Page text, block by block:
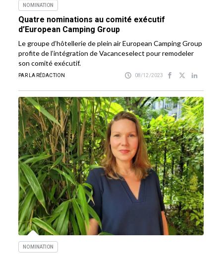
NOMINATION
Quatre nominations au comité exécutif
d’European Camping Group
Le groupe d’hôtellerie de plein air European Camping Group
profite de l’intégration de Vacanceselect pour remodeler
son comité exécutif.
PAR LA RÉDACTION 08/12/2023
NOMINATION